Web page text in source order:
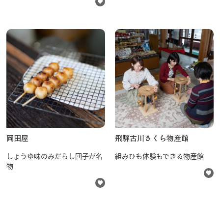
行きたいリスト
コラム
スポット
体験
岡田屋
しょうゆ味のみだらし団子が名
物
飛騨古川さくら物産館
組みひも体験もできる物産館